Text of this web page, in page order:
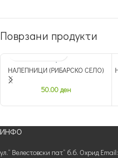
Поврзани продукти
НАЛЕПНИЦИ (РИБАРСКО СЕЛО)
50.00ден
ИНФО
ул.“ Велестовски пат“ б.б. Охрид